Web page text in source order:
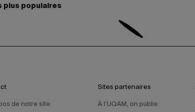
plus populaires
de notre site
Sites partenaires
À l’UQAM, on publie